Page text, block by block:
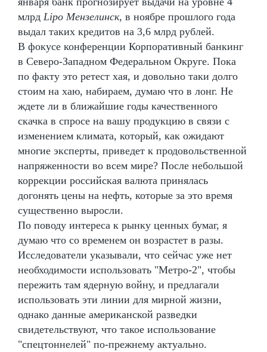
млрд Lipo Мензелинск, в ноябре прошлого года
выдал таких кредитов на 3,6 млрд рублей.
В фокусе конференции Корпоративный банкинг
в Северо-Западном Федеральном Округе. Пока
по факту это ретест хая, и довольно таки долго
стоим на хаю, набираем, думаю что в лонг. Не
ждете ли в ближайшие годы качественного
скачка в спросе на вашу продукцию в связи с
изменением климата, который, как ожидают
многие эксперты, приведет к продовольственной
напряженности во всем мире? После небольшой
коррекции российская валюта принялась
догонять цены на нефть, которые за это время
существенно выросли.
По поводу интереса к рынку ценных бумаг, я
думаю что со временем он возрастет в разы.
Исследователи указывали, что сейчас уже нет
необходимости использовать "Метро-2", чтобы
пережить там ядерную войну, и предлагали
использовать эти линии для мирной жизни,
однако данные американской разведки
свидетельствуют, что такое использование
"спецтоннелей" по-прежнему актуально.